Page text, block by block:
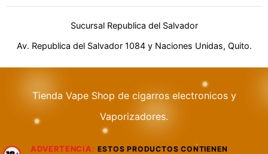
Sucursal Republica del Salvador
Av. Republica del Salvador 1084 y Naciones Unidas, Quito.
Tienda Vape Shop de cigarros electronicos y
Vaporizadores.
ADVERTENCIA : ESTOS PRODUCTOS CONTIENEN